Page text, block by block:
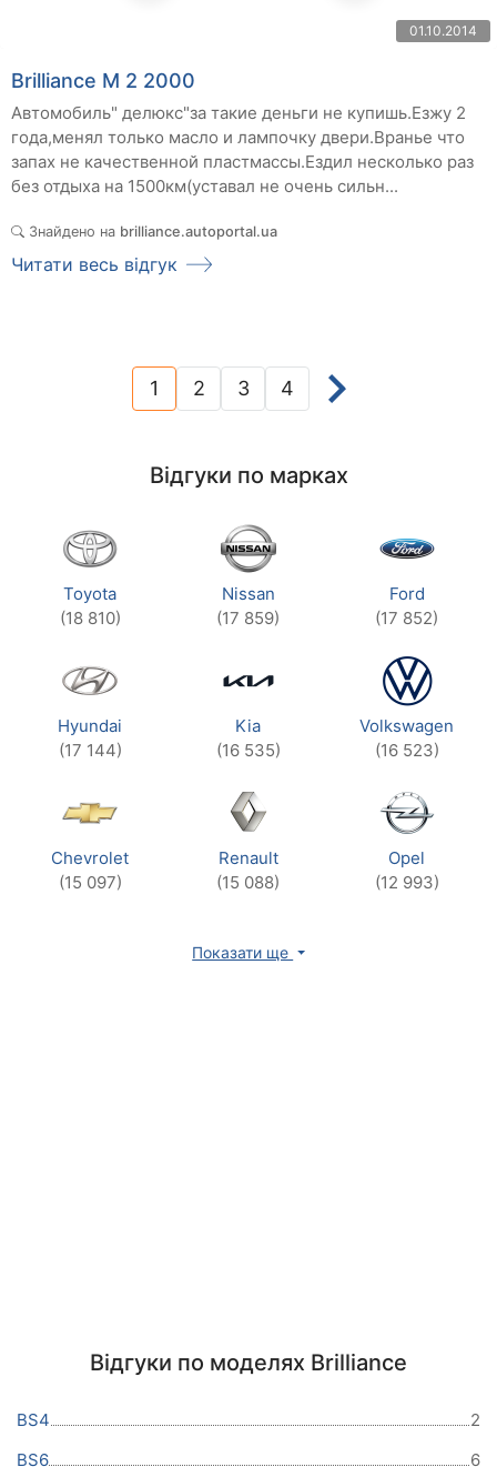
01.10.2014
Brilliance M 2 2000
Автомобиль" делюкс"за такие деньги не купишь.Езжу 2
года,менял только масло и лампочку двери.Вранье что
запах не качественной пластмассы.Ездил несколько раз
без отдыха на 1500км(уставал не очень сильн...
Знайдено на brilliance.autoportal.ua
Читати весь відгук
1(current)
2 3 4
Відгуки по марках
Toyota
(18 810)
Nissan
(17 859)
Ford
(17 852)
Hyundai
(17 144)
Kia
(16 535)
Volkswagen
(16 523)
Chevrolet
(15 097)
Renault
(15 088)
Opel
(12 993)
Показати ще
Відгуки по моделях Brilliance
BS4
2
BS6
6